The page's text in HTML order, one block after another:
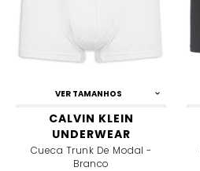
VER TAMANHOS
CALVIN KLEIN
UNDERWEAR
Cueca Trunk De Modal -
Branco